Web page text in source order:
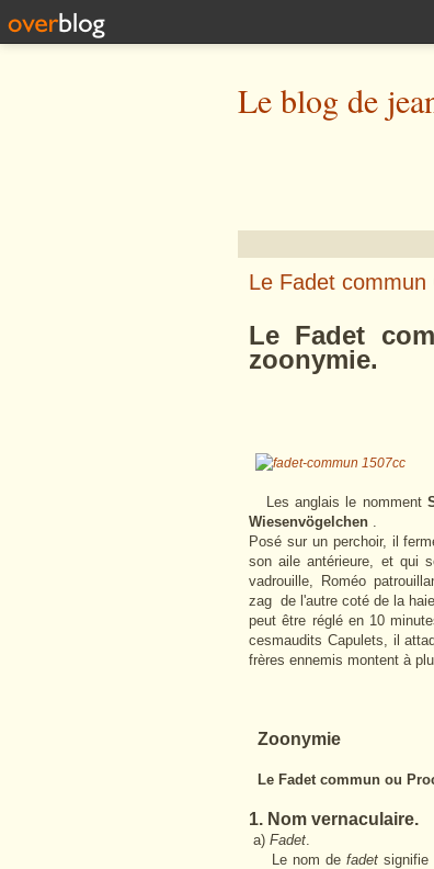
Le blog de
Le Fadet commun
Le Fadet
zoonymie.
Les anglais le nomment
Wiesenvögelchen .
Posé sur un perchoir, il
son aile antérieure, et qui
vadrouille, Roméo
zag de l'autre coté de la
peut être réglé en 10
cesmaudits Capulets, il
frères ennemis montent à
Zoonymie
Le Fadet commun ou
1. Nom vernaculaire.
a) Fadet.
Le nom defadet